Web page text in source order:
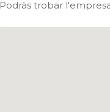
Podràs trobar